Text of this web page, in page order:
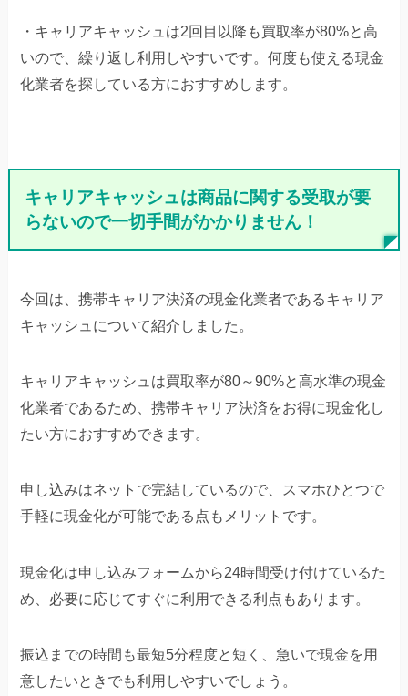
・キャリアキャッシュは2回目以降も買取率が80%と高
いので、繰り返し利用しやすいです。何度も使える現金
化業者を探している方におすすめします。
キャリアキャッシュは商品に関する受取が要
らないので一切手間がかかりません！
今回は、携帯キャリア決済の現金化業者であるキャリア
キャッシュについて紹介しました。
キャリアキャッシュは買取率が80～90%と高水準の現金
化業者であるため、携帯キャリア決済をお得に現金化し
たい方におすすめできます。
申し込みはネットで完結しているので、スマホひとつで
手軽に現金化が可能である点もメリットです。
現金化は申し込みフォームから24時間受け付けているた
め、必要に応じてすぐに利用できる利点もあります。
振込までの時間も最短5分程度と短く、急いで現金を用
意したいときでも利用しやすいでしょう。